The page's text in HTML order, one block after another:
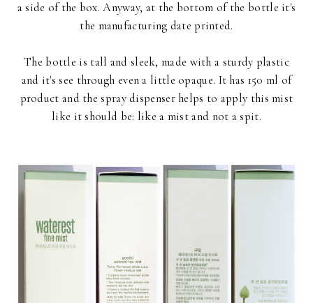
a side of the box. Anyway, at the bottom of the bottle it's
the manufacturing date printed.
The bottle is tall and sleek, made with a sturdy plastic
and it's see through even a little opaque. It has 150 ml of
product and the spray dispenser helps to apply this mist
like it should be: like a mist and not a spit.